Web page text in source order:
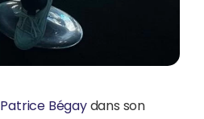
Patrice Bégaydans son